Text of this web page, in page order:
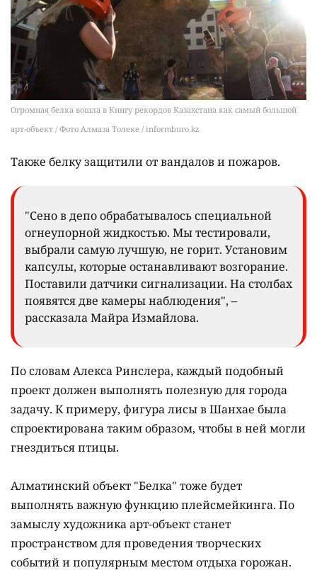
Огромная белка вошла в Книгу рекордов Казахстана как самый большой
арт-объект / Фото Алмаза Толеке / informburo.kz
Также белку защитили от вандалов и пожаров.
"Сено в депо обрабатывалось специальной
огнеупорной жидкостью. Мы тестировали,
выбрали самую лучшую, не горит. Установим
капсулы, которые останавливают возгорание.
Поставили датчики сигнализации. На столбах
появятся две камеры наблюдения", –
рассказала Майра Измайлова.
По словам Алекса Ринслера, каждый подобный
проект должен выполнять полезную для города
задачу. К примеру, фигура лисы в Шанхае была
спроектирована таким образом, чтобы в ней могли
гнездиться птицы.
Алматинский объект "Белка" тоже будет
выполнять важную функцию плейсмейкинга. По
замыслу художника арт-объект станет
пространством для проведения творческих
событий и популярным местом отдыха горожан.